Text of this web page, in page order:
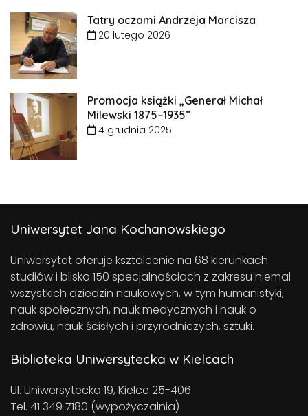
Tatry oczami Andrzeja Marcisza
20 lutego 2026
Promocja książki „Generał Michał
Milewski 1875–1935”
4 grudnia 2025
Uniwersytet Jana Kochanowskiego
Uniwersytet oferuje ksztalcenie na 68 kierunkach
studiów i blisko 150 specjalnościach z zakresu niemal
wszystkich dziedzin naukowych, w tym humanistyki,
nauk społecznych, nauk medycznych i nauk o
zdrowiu, nauk ścisłych i przyrodniczych, sztuki.
Biblioteka Uniwersytecka w Kielcach
Ul. Uniwersytecka 19, Kielce 25-406
Tel. 41 349 7180 (wypożyczalnia)